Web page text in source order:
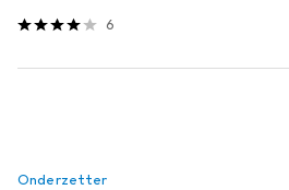
6
Onderzetter